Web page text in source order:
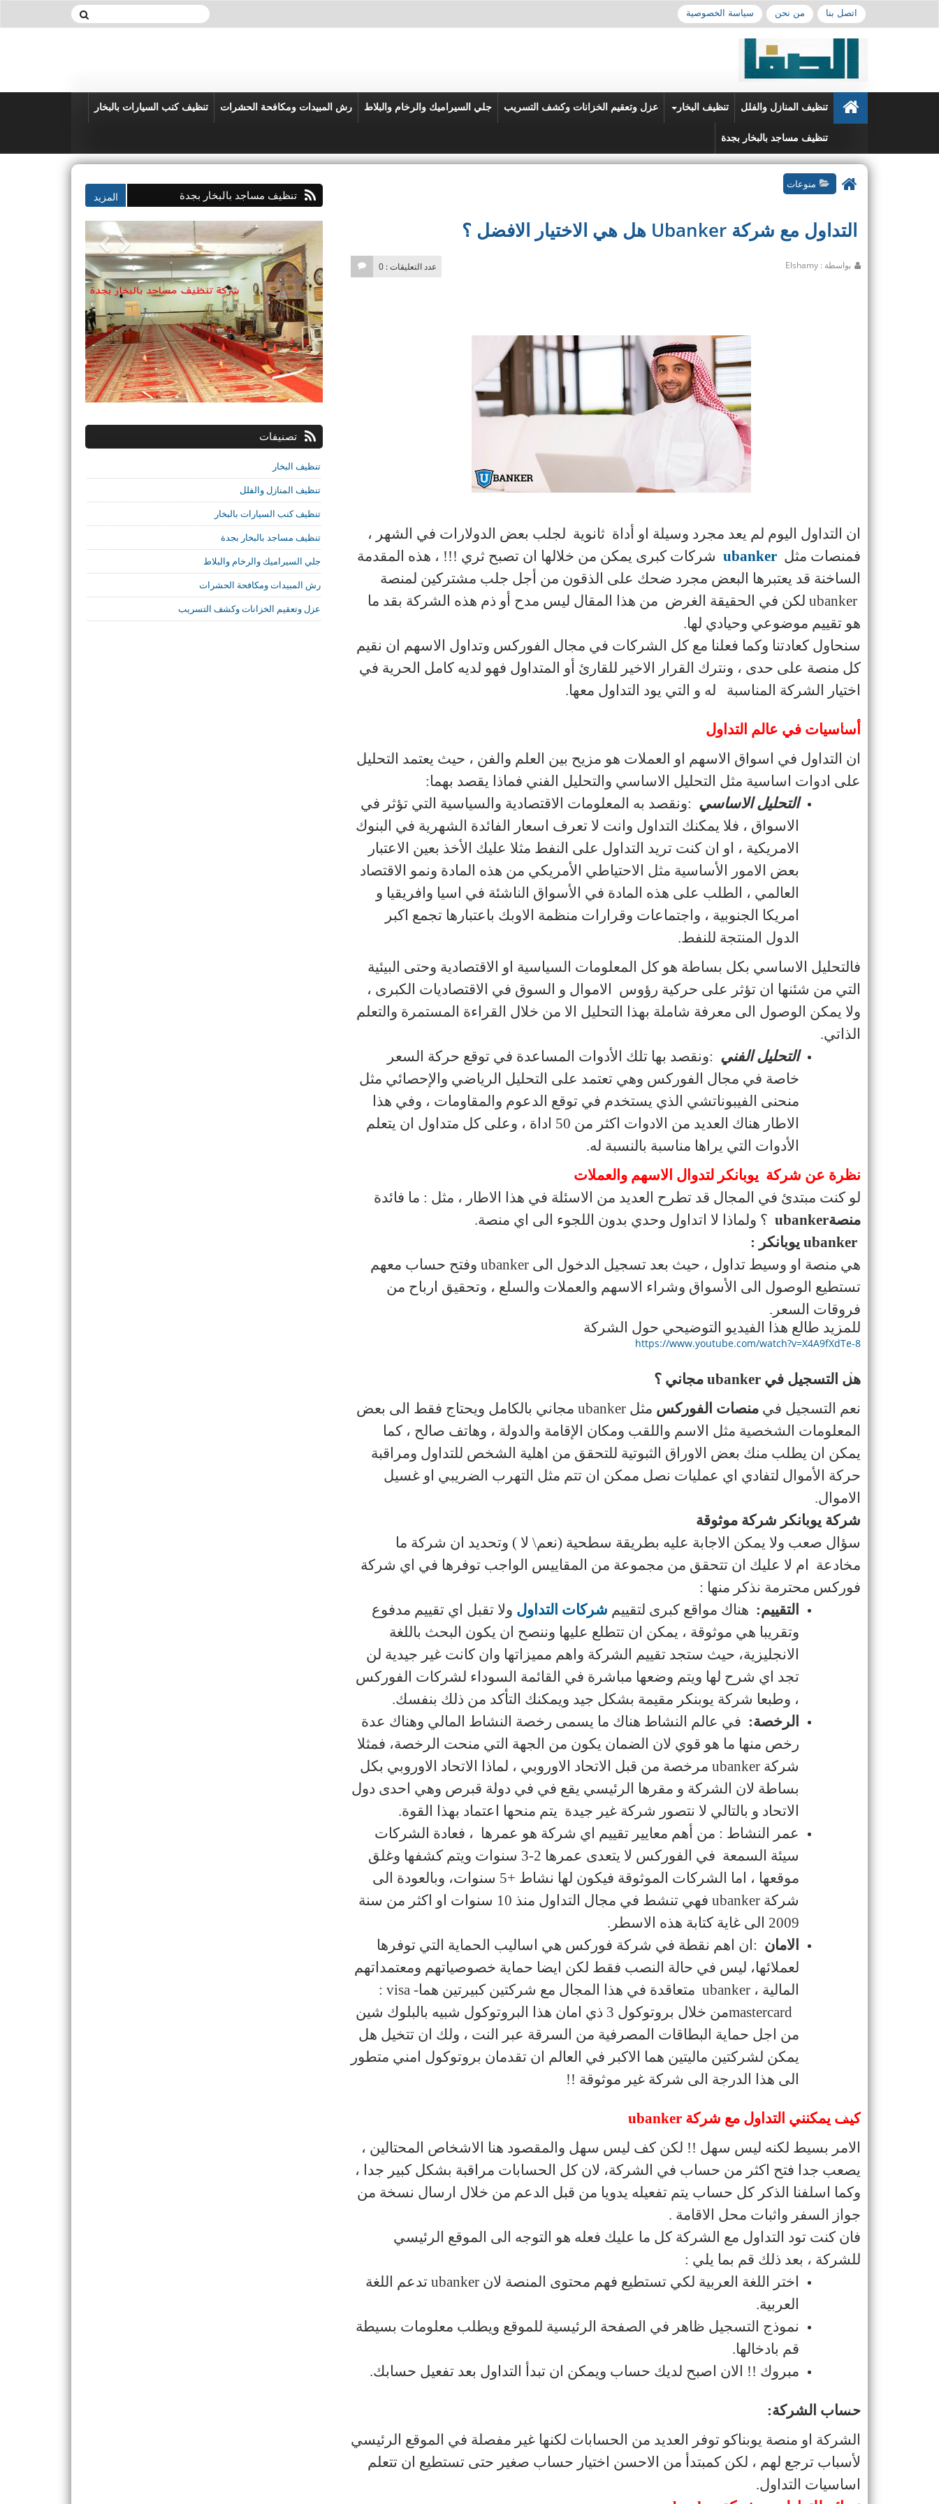
اتصل بنا من نحن سياسة الخصوصية
تنظيف المنازل والفلل تنظيف البخار عزل وتعقيم الخزانات وكشف التسريب جلي السيراميك والرخام والبلاط رش المبيدات ومكافحة الحشرات تنظيف كنب السيارات بالبخار
تنظيف مساجد بالبخار بجدة
منوعات
التداول مع شركة Ubanker هل هي الاختيار الافضل ؟
عدد التعليقات : 0 بواسطة : Elshamy
ان التداول اليوم لم يعد مجرد وسيلة او أداة ثانوية لجلب بعض الدولارات في الشهر ،
فمنصات مثل ubanker شركات كبرى يمكن من خلالها ان تصبح ثري !!! ، هذه المقدمة
الساخنة قد يعتبرها البعض مجرد ضحك على الذقون من أجل جلب مشتركين لمنصة
ubanker لكن في الحقيقة الغرض من هذا المقال ليس مدح أو ذم هذه الشركة بقد ما
هو تقييم موضوعي وحيادي لها.
سنحاول كعادتنا وكما فعلنا مع كل الشركات في مجال الفوركس وتداول الاسهم ان نقيم
كل منصة على حدى ، ونترك القرار الاخير للقارئ أو المتداول فهو لديه كامل الحرية في
اختيار الشركة المناسبة له و التي يود التداول معها.
أساسيات في عالم التداول
ان التداول في اسواق الاسهم او العملات هو مزيح بين العلم والفن ، حيث يعتمد التحليل
على ادوات اساسية مثل التحليل الاساسي والتحليل الفني فماذا يقصد بهما:
التحليل الاساسي :ونقصد به المعلومات الاقتصادية والسياسية التي تؤثر في
الاسواق ، فلا يمكنك التداول وانت لا تعرف اسعار الفائدة الشهرية في البنوك
الامريكية ، او ان كنت تريد التداول على النفط مثلا عليك الأخذ بعين الاعتبار
بعض الامور الأساسية مثل الاحتياطي الأمريكي من هذه المادة ونمو الاقتصاد
العالمي ، الطلب على هذه المادة في الأسواق الناشئة في اسيا وافريقيا و
امريكا الجنوبية ، واجتماعات وقرارات منظمة الاوبك باعتبارها تجمع اكبر
الدول المنتجة للنفط.
فالتحليل الاساسي بكل بساطة هو كل المعلومات السياسية او الاقتصادية وحتى البيئية
التي من شئنها ان تؤثر على حركية رؤوس الاموال و السوق في الاقتصاديات الكبرى ،
ولا يمكن الوصول الى معرفة شاملة بهذا التحليل الا من خلال القراءة المستمرة والتعلم
الذاتي.
التحليل الفني :ونقصد بها تلك الأدوات المساعدة في توقع حركة السعر
خاصة في مجال الفوركس وهي تعتمد على التحليل الرياضي والإحصائي مثل
منحنى الفيبوناتشي الذي يستخدم في توقع الدعوم والمقاومات ، وفي هذا
الاطار هناك العديد من الادوات اكثر من 50 اداة ، وعلى كل متداول ان يتعلم
الأدوات التي يراها مناسبة بالنسبة له.
نظرة عن شركة يوبانكر لتدوال الاسهم والعملات
لو كنت مبتدئ في المجال قد تطرح العديد من الاسئلة في هذا الاطار ، مثل : ما فائدة
منصةubanker ؟ ولماذا لا اتداول وحدي بدون اللجوء الى اي منصة.
ubanker يوبانكر :
هي منصة او وسيط تداول ، حيث بعد تسجيل الدخول الى ubanker وفتح حساب معهم
تستطيع الوصول الى الأسواق وشراء الاسهم والعملات والسلع ، وتحقيق ارباح من
فروقات السعر .
للمزيد طالع هذا الفيديو التوضيحي حول الشركة
https://www.youtube.com/watch?v=X4A9fXdTe-8
هل التسجيل في ubanker مجاني ؟
نعم التسجيل في منصات الفوركس مثل ubanker مجاني بالكامل ويحتاج فقط الى بعض
المعلومات الشخصية مثل الاسم واللقب ومكان الإقامة والدولة ، وهاتف صالح ، كما
يمكن ان يطلب منك بعض الاوراق الثبوتية للتحقق من اهلية الشخص للتداول ومراقبة
حركة الأموال لتفادي اي عمليات نصل ممكن ان تتم مثل التهرب الضريبي او غسيل
الاموال.
شركة يوبانكر شركة موثوقة
سؤال صعب ولا يمكن الاجابة عليه بطريقة سطحية (نعم\ لا ) وتحديد ان شركة ما
مخادعة
ام لا عليك ان تتحقق من مجموعة من المقاييس الواجب توفرها في اي شركة
فوركس محترمة نذكر منها :
التقييم: هناك مواقع كبرى لتقييم شركات التداول ولا تقبل اي تقييم مدفوع
وتقريبا هي موثوقة ، يمكن ان تتطلع عليها وننصح ان يكون البحث باللغة
الانجليزية، حيث ستجد تقييم الشركة واهم مميزاتها وان كانت غير جيدية لن
تجد اي شرح لها ويتم وضعها مباشرة في القائمة السوداء لشركات الفوركس
، وطبعا شركة يوبنكر مقيمة بشكل جيد ويمكنك التأكد من ذلك بنفسك.
الرخصة: في عالم النشاط هناك ما يسمى رخصة النشاط المالي وهناك عدة
رخص منها ما هو قوي لان الضمان يكون من الجهة التي منحت الرخصة، فمثلا
شركة ubanker مرخصة من قبل الاتحاد الاوروبي ، لماذا الاتحاد الاوروبي بكل
بساطة لان الشركة و مقرها الرئيسي يقع في في دولة قبرص وهي احدى دول
الاتحاد و بالتالي لا نتصور شركة غير جيدة يتم منحها اعتماد بهذا القوة.
عمر النشاط : من أهم معايير تقييم اي شركة هو عمرها ، فعادة الشركات
سيئة السمعة
في الفوركس لا يتعدى عمرها 2-3 سنوات ويتم كشفها وغلق
موقعها ، اما الشركات الموثوقة فيكون لها نشاط +5 سنوات، وبالعودة الى
شركة ubanker
فهي تنشط في مجال التداول منذ 10 سنوات او اكثر من سنة
2009 الى غاية كتابة هذه الاسطر
.
الامان : ان اهم نقطة في شركة فوركس هي اساليب الحماية التي توفرها
لعملائها، ليس في حالة النصب فقط لكن ايضا حماية خصوصياتهم ومعتمداتهم
المالية ، ubanker متعاقدة في هذا المجال مع شركتين كبيرتين هما: visa -
mastercard
من خلال بروتوكول 3 ذي امان هذا البروتوكول شبيه بالبلوك شين
من اجل حماية البطاقات المصرفية من السرقة عبر النت ، ولك ان تتخيل هل
يمكن لشركتين ماليتين هما الاكبر في العالم ان تقدمان بروتوكول امني متطور
الى هذا الدرجة الى شركة غير موثوقة !!
كيف يمكنني التداول مع شركة ubanker
الامر بسيط لكنه ليس سهل !! لكن كف ليس سهل والمقصود هنا الاشخاص المحتالين ،
يصعب جدا فتح اكثر من حساب في الشركة، لان كل الحسابات مراقبة بشكل كبير جدا ،
وكما اسلفنا الذكر كل حساب يتم تفعيله يدويا من قبل الدعم من خلال ارسال نسخة من
جواز السفر واثبات محل الاقامة .
فان كنت تود التداول مع الشركة كل ما عليك فعله هو التوجه الى الموقع الرئيسي
للشركة ، بعد ذلك قم بما يلي :
اختر اللغة العربية لكي تستطيع فهم محتوى المنصة لان ubanker تدعم اللغة
العربية.
نموذج التسجيل ظاهر في الصفحة الرئيسية للموقع ويطلب معلومات بسيطة
قم بادخالها.
مبروك !! الان اصبح لديك حساب ويمكن ان تبدأ التداول بعد تفعيل حسابك.
حساب الشركة:
الشركة او منصة يوبناكو توفر العديد من الحسابات لكنها غير مفصلة في الموقع الرئيسي
لأسباب ترجع لهم ، لكن كمبتدأ من الاحسن اختيار حساب صغير حتى تستطيع ان تتعلم
اساسيات التداول.
تنظيف مساجد بالبخار بجدة
تصنيفات
تنظيف البخار
تنظيف المنازل والفلل
تنظيف كنب السيارات بالبخار
تنظيف مساجد بالبخار بجدة
جلي السيراميك والرخام والبلاط
رش المبيدات ومكافحة الحشرات
عزل وتعقيم الخزانات وكشف التسريب